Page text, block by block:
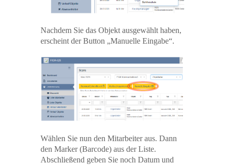
Nachdem Sie das Objekt ausgewählt haben,
erscheint der Button „Manuelle Eingabe“.
Wählen Sie nun den Mitarbeiter aus. Dann
den Marker (Barcode) aus der Liste.
Abschließend geben Sie noch Datum und